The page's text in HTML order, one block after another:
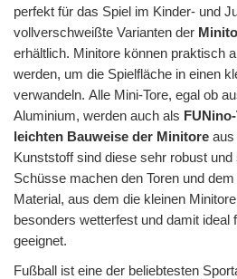
perfekt für das Spiel im Kinder- und
vollverschweißte Varianten der
erhältlich. Minitore können praktisch
werden, um die Spielfläche in einen
verwandeln. Alle Mini-Tore, egal ob
Aluminium, werden auch als
leichten Bauweise der Minitore aus
Kunststoff sind diese sehr robust
Schüsse machen den Toren und
Material, aus dem die kleinen
besonders wetterfest und damit ideal
geeignet.
Fußball ist eine der beliebtesten